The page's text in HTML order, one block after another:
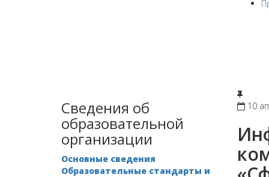
Сведения об
образовательной
организации
Основные сведения
Образовательные стандарты и
10